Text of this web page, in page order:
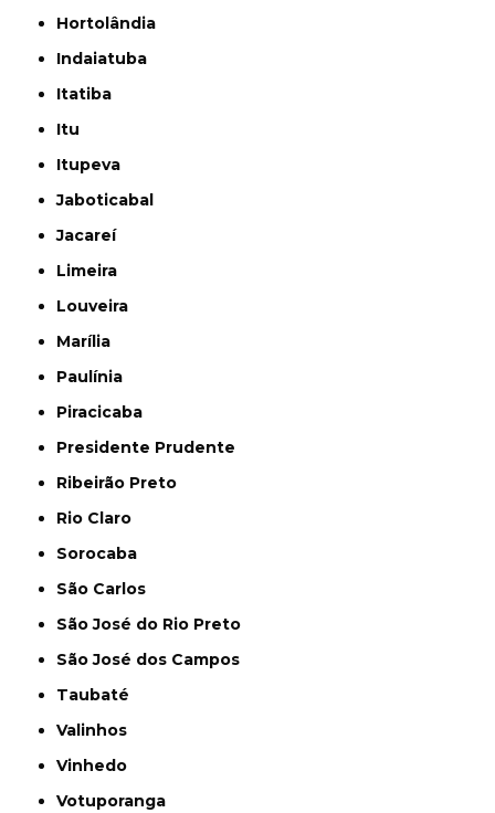
Hortolândia
Indaiatuba
Itatiba
Itu
Itupeva
Jaboticabal
Jacareí
Limeira
Louveira
Marília
Paulínia
Piracicaba
Presidente Prudente
Ribeirão Preto
Rio Claro
Sorocaba
São Carlos
São José do Rio Preto
São José dos Campos
Taubaté
Valinhos
Vinhedo
Votuporanga